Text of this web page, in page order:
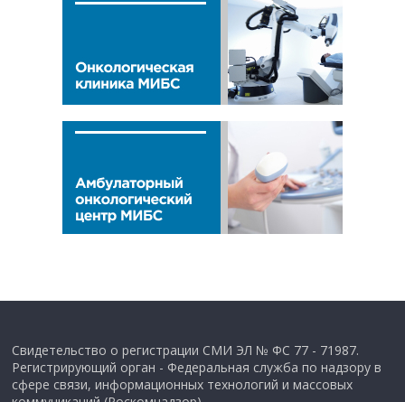
Свидетельство о регистрации СМИ ЭЛ № ФС 77 - 71987.
Регистрирующий орган - Федеральная служба по надзору в
сфере связи, информационных технологий и массовых